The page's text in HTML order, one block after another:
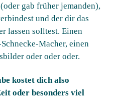
gab früher jemanden),
und der dir das
lassen solltest. Einen
Macher, einen
oder oder oder.
kostet dich also
oder besonders viel